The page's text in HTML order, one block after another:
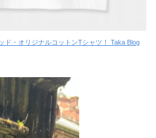
ド・オリジナルコットンTシャツ！ Taka Blog